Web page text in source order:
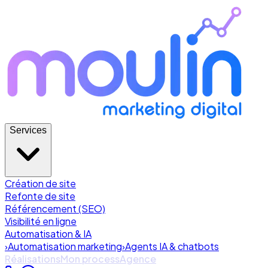
Services
Création de site
Refonte de site
Référencement (SEO)
Visibilité en ligne
Automatisation & IA
›Automatisation marketing›Agents IA & chatbots
RéalisationsMon processAgence